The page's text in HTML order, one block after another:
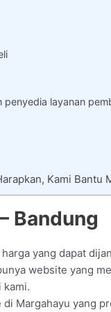
penyedia layanan
Kami Bantu
Bandung
yang dapat
website yang
kami.
Margahayu yang